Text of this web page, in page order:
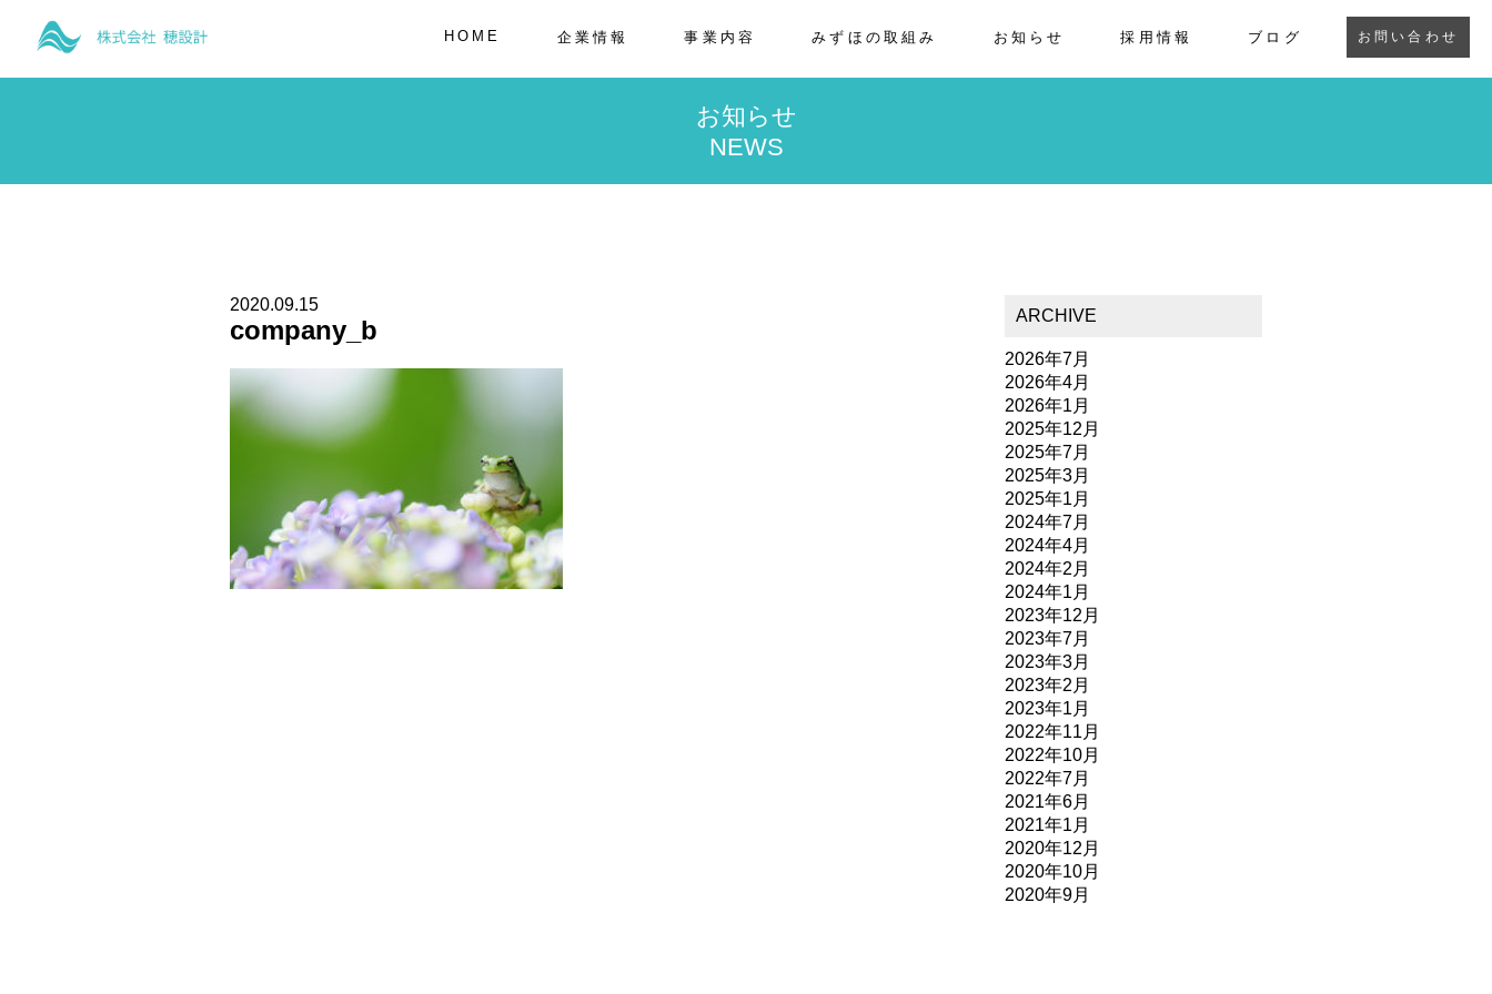
HOME 企業情報 事業内容 みずほの取組み お知らせ 採用情報 ブログ お問い合わせ
お知らせ
NEWS
2020.09.15
company_b ARCHIVE
2026年7月
2026年4月
2026年1月
2025年12月
2025年7月
2025年3月
2025年1月
2024年7月
2024年4月
2024年2月
2024年1月
2023年12月
2023年7月
2023年3月
2023年2月
2023年1月
2022年11月
2022年10月
2022年7月
2021年6月
2021年1月
2020年12月
2020年10月
2020年9月